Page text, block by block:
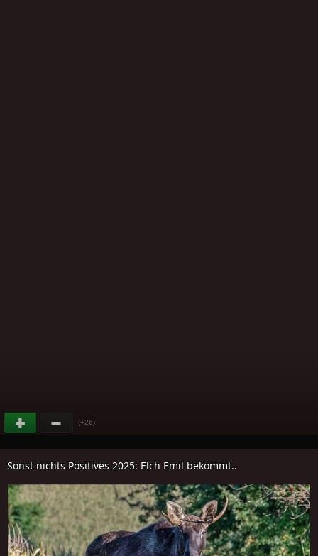
(+26)
Sonst nichts Positives 2025: Elch Emil bekommt..